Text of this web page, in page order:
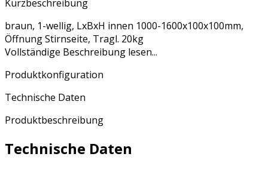
Kurzbeschreibung
braun, 1-wellig, LxBxH innen 1000-1600x100x100mm,
Öffnung Stirnseite, Tragl. 20kg
Vollständige Beschreibung lesen...
Produktkonfiguration
Technische Daten
Produktbeschreibung
Technische Daten